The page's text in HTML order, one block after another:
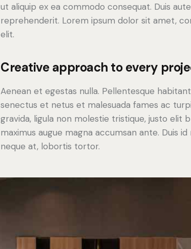
ut aliquip ex ea commodo consequat. Duis
reprehenderit. Lorem ipsum dolor sit amet,
elit.
Creative approach to every
Aenean et egestas nulla. Pellentesque
senectus et netus et malesuada fames ac
gravida, ligula non molestie tristique, justo elit
maximus augue magna accumsan ante. Duis
neque at, lobortis tortor.